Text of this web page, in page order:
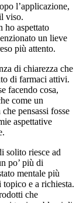
l’applicazione,
viso.
ho aspettato
un lieve
più attento.
di chiarezza che
di farmaci attivi.
facendo cosa,
come un
pensassi fosse
aspettative
solito riesce ad
po’ più di
mentale più
topico e a richiesta.
che